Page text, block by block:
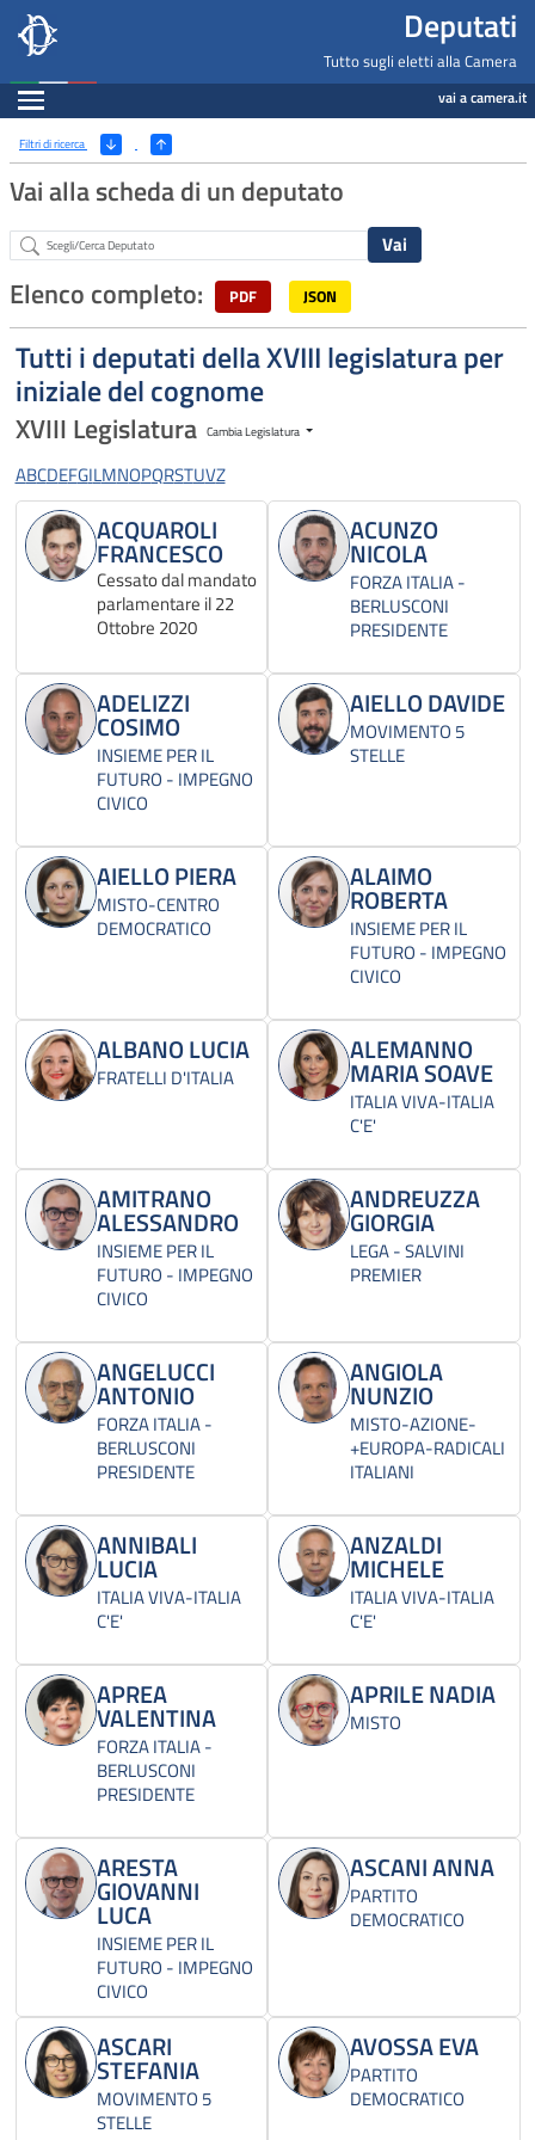
Deputati, Camera dei Deputati -
Salta al contenuto principale
Salta al menu di navigazione Deputati
Tutto sugli eletti alla Camera
Espandi vai a camera.it
Ricerca
Filtri di ricerca (Apri/Chiudi filtri)
Vai alla scheda di un deputato
Abstract
Elenco completo: PDF JSON
Tutti i deputati della XVIII legislatura per
iniziale del cognome
XVIII Legislatura Cambia Legislatura
ABCDEFGILMNOPQRSTUVZ
ACQUAROLI
FRANCESCO
Cessato dal mandato
parlamentare il 22
Ottobre 2020
ACUNZO
NICOLA
FORZA ITALIA -
BERLUSCONI
PRESIDENTE
ADELIZZI
COSIMO
INSIEME PER IL
FUTURO - IMPEGNO
CIVICO
AIELLO DAVIDE
MOVIMENTO 5
STELLE
AIELLO PIERA
MISTO-CENTRO
DEMOCRATICO
ALAIMO
ROBERTA
INSIEME PER IL
FUTURO - IMPEGNO
CIVICO
ALBANO LUCIA
FRATELLI D'ITALIA
ALEMANNO
MARIA SOAVE
ITALIA VIVA-ITALIA
C'E'
AMITRANO
ALESSANDRO
INSIEME PER IL
FUTURO - IMPEGNO
CIVICO
ANDREUZZA
GIORGIA
LEGA - SALVINI
PREMIER
ANGELUCCI
ANTONIO
FORZA ITALIA -
BERLUSCONI
PRESIDENTE
ANGIOLA
NUNZIO
MISTO-AZIONE-
+EUROPA-RADICALI
ITALIANI
ANNIBALI
LUCIA
ITALIA VIVA-ITALIA
C'E'
ANZALDI
MICHELE
ITALIA VIVA-ITALIA
C'E'
APREA
VALENTINA
FORZA ITALIA -
BERLUSCONI
PRESIDENTE
APRILE NADIA
MISTO
ARESTA
GIOVANNI
LUCA
INSIEME PER IL
FUTURO - IMPEGNO
CIVICO
ASCANI ANNA
PARTITO
DEMOCRATICO
ASCARI
STEFANIA
MOVIMENTO 5
STELLE
AVOSSA EVA
PARTITO
DEMOCRATICO
Navigazione pagine di servizio
Fine pagina
Salta al contenuto principale
Salta al menu di navigazione
Vai a inizio pagina